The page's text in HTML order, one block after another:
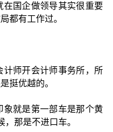
国企做领导其实很重要
都有工作过。
师开会计师事务所，所
挺优越的。
象就是第一部车是那个黄
那是不进口车。